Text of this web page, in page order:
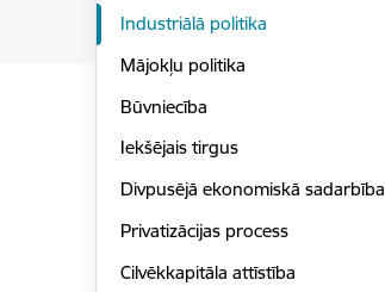
Industriālā politika
Mājokļu politika
Būvniecība
Iekšējais tirgus
Divpusējā ekonomiskā sadarbība
Privatizācijas process
Cilvēkkapitāla attīstība